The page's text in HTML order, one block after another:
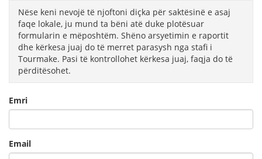
Nëse keni nevojë të njoftoni diçka për saktësinë e asaj
faqe lokale, ju mund ta bëni atë duke plotësuar
formularin e mëposhtëm. Shëno arsyetimin e raportit
dhe kërkesa juaj do të merret parasysh nga stafi i
Tourmake. Pasi të kontrollohet kërkesa juaj, faqja do të
përditësohet.
Emri
Email